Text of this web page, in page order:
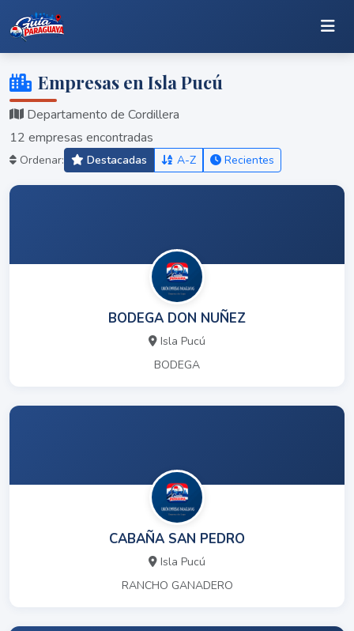
Empresas en Isla Pucú
Departamento de Cordillera
12 empresas encontradas
Ordenar: Destacadas A-Z Recientes
BODEGA DON NUÑEZ
Isla Pucú
BODEGA
CABAÑA SAN PEDRO
Isla Pucú
RANCHO GANADERO